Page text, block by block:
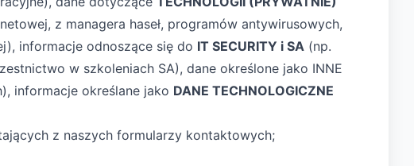
z managera haseł, programów antywirusowych,
informacje odnoszące się do IT SECURITY i SA (np.
w szkoleniach SA), dane określone jako INNE
informacje określane jako DANE TECHNOLOGICZNE
z naszych formularzy kontaktowych;